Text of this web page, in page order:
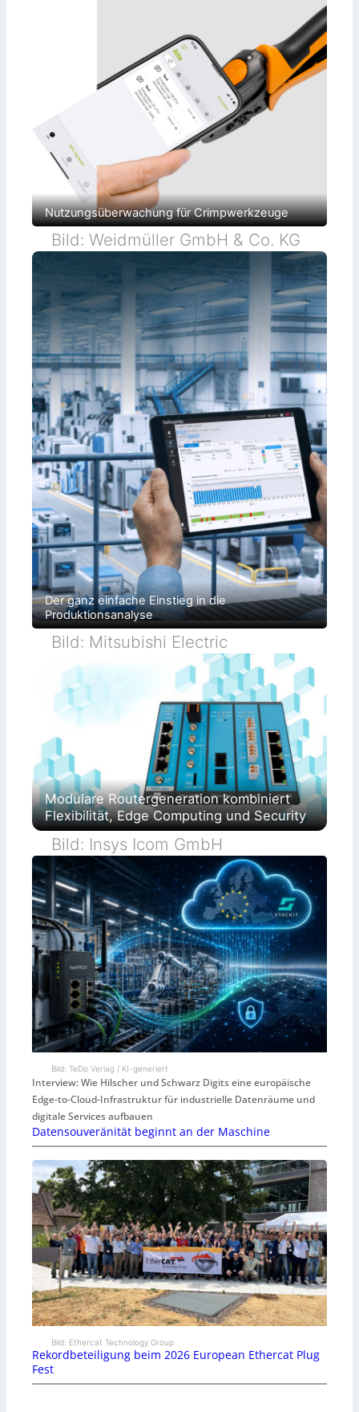
Nutzungsüberwachung für Crimpwerkzeuge
Bild: Weidmüller GmbH & Co. KG
Der ganz einfache Einstieg in die
Produktionsanalyse
Bild: Mitsubishi Electric
Modulare Routergeneration kombiniert
Flexibilität, Edge Computing und Security
Bild: Insys Icom GmbH
Bild: TeDo Verlag / KI-generiert
Interview: Wie Hilscher und Schwarz Digits eine europäische
Edge-to-Cloud-Infrastruktur für industrielle Datenräume und
digitale Services aufbauen
Datensouveränität beginnt an der Maschine
Bild: Ethercat Technology Group
Rekordbeteiligung beim 2026 European Ethercat Plug
Fest